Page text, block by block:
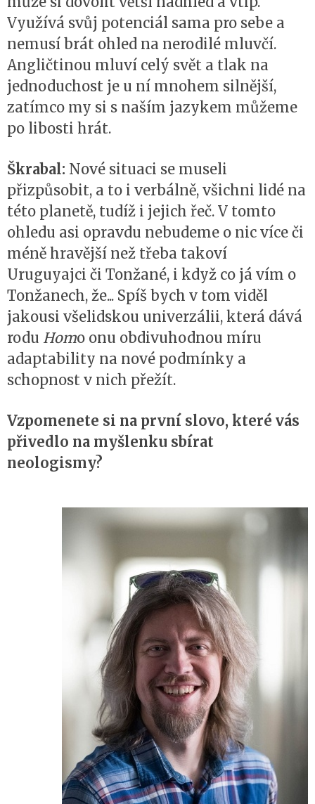
Využívá svůj potenciál sama pro sebe a
nemusí brát ohled na nerodilé mluvčí.
Angličtinou mluví celý svět a tlak na
jednoduchost je u ní mnohem silnější,
zatímco my si s naším jazykem můžeme
po libosti hrát.
Škrabal: Nové situaci se museli
přizpůsobit, a to i verbálně, všichni lidé na
této planetě, tudíž i jejich řeč. V tomto
ohledu asi opravdu nebudeme o nic více či
méně hravější než třeba takoví
Uruguyajci či Tonžané, i když co já vím o
Tonžanech, že... Spíš bych v tom viděl
jakousi všelidskou univerzálii, která dává
rodu Homo onu obdivuhodnou míru
adaptability na nové podmínky a
schopnost v nich přežít.
Vzpomenete si na první slovo, které vás
přivedlo na myšlenku sbírat
neologismy?